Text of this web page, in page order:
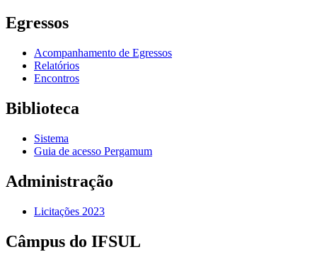
Egressos
Acompanhamento de Egressos
Relatórios
Encontros
Biblioteca
Sistema
Guia de acesso Pergamum
Administração
Licitações 2023
Câmpus do IFSUL